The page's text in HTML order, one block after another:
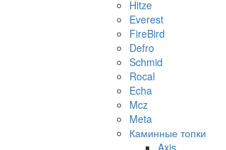
Hitze
Everest
FireBird
Defro
Schmid
Rocal
Echa
Mcz
Meta
Каминные топки
Axis